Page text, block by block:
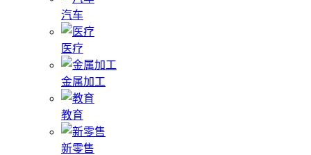
汽车
医疗
金属加工
教育
新零售